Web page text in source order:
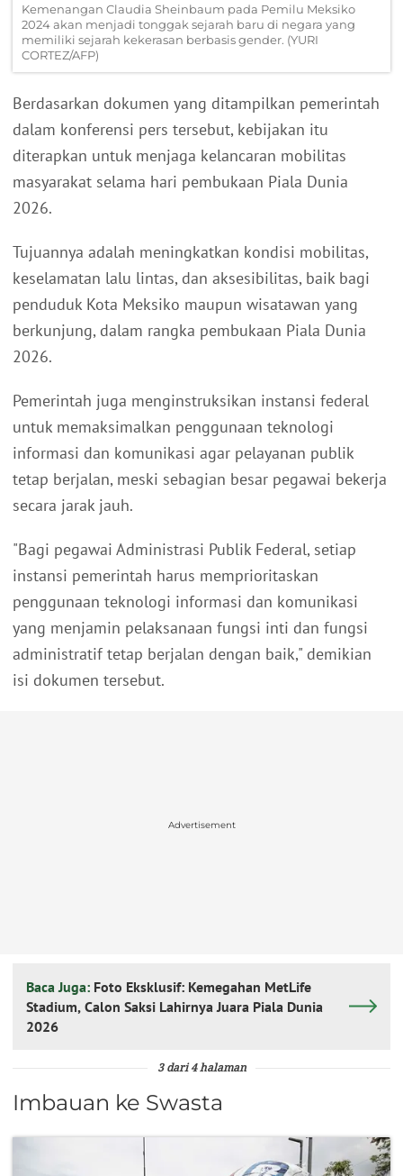
Kemenangan Claudia Sheinbaum pada Pemilu Meksiko
2024 akan menjadi tonggak sejarah baru di negara yang
memiliki sejarah kekerasan berbasis gender. (YURI
CORTEZ/AFP)
Berdasarkan dokumen yang ditampilkan pemerintah
dalam konferensi pers tersebut, kebijakan itu
diterapkan untuk menjaga kelancaran mobilitas
masyarakat selama hari pembukaan Piala Dunia
2026.
Tujuannya adalah meningkatkan kondisi mobilitas,
keselamatan lalu lintas, dan aksesibilitas, baik bagi
penduduk Kota Meksiko maupun wisatawan yang
berkunjung, dalam rangka pembukaan Piala Dunia
2026.
Pemerintah juga menginstruksikan instansi federal
untuk memaksimalkan penggunaan teknologi
informasi dan komunikasi agar pelayanan publik
tetap berjalan, meski sebagian besar pegawai bekerja
secara jarak jauh.
"Bagi pegawai Administrasi Publik Federal, setiap
instansi pemerintah harus memprioritaskan
penggunaan teknologi informasi dan komunikasi
yang menjamin pelaksanaan fungsi inti dan fungsi
administratif tetap berjalan dengan baik," demikian
isi dokumen tersebut.
Advertisement
Baca Juga: Foto Eksklusif: Kemegahan MetLife
Stadium, Calon Saksi Lahirnya Juara Piala Dunia
2026
3 dari 4 halaman
Imbauan ke Swasta